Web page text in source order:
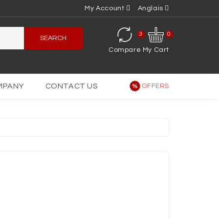
My Account Anglais
SEARCH
Compare
3
My Cart
0
CONTACT US OFFERS